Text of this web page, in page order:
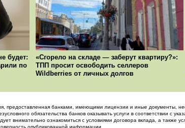
будет:
по
«Сгорело на складе — заберут квартиру?»:
ТПП просит освободить селлеров
Wildberries от личных долгов
предоставленная банками, имеющими лицензии и иные документы,
обязательства банков оказывать услуги в соответствии с
внимательно ознакомиться с условиями договора вклада, а также
опубликованной информации.